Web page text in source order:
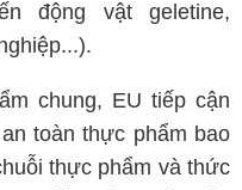
động vật geletine,
chung, EU tiếp cận
toàn thực phẩm bao
thực phẩm và thức